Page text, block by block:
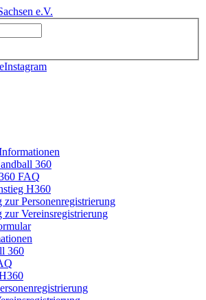
Instagram
360
FAQ
H360
zur Personenregistrierung
zur Vereinsregistrierung
360